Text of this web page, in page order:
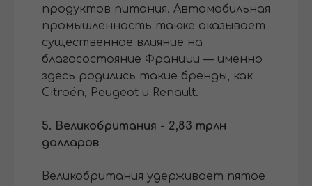
продуктов питания. Автомобильная
промышленность также оказывает
существенное влияние на
благосостояние Франции — именно
здесь родились такие бренды, как
Citroën, Peugeot и Renault.
5. Великобритания - 2,83 трлн
долларов
Великобритания удерживает пятое